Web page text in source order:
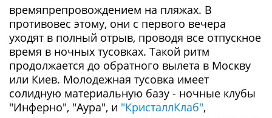
времяпрепровождением на пляжах. В
противовес этому, они с первого вечера
уходят в полный отрыв, проводя все отпускное
время в ночных тусовках. Такой ритм
продолжается до обратного вылета в Москву
или Киев. Молодежная тусовка имеет
солидную материальную базу - ночные клубы
"Инферно", "Аура", и "КристаллКлаб",